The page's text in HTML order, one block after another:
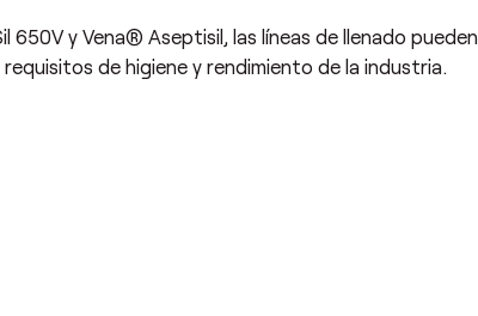
y Vena® Aseptisil, las líneas de llenado pueden
de higiene y rendimiento de la industria.